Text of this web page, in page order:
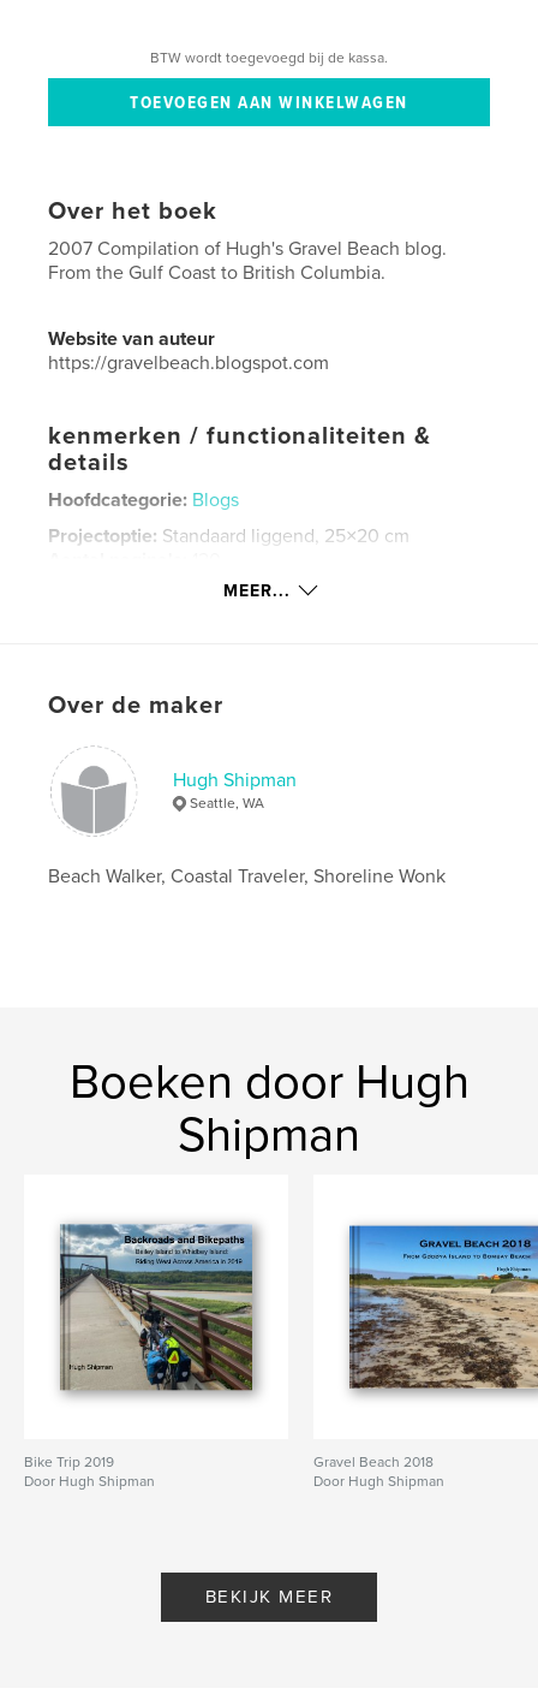
BTW wordt toegevoegd bij de kassa.
Over het boek
2007 Compilation of Hugh's Gravel Beach blog.
From the Gulf Coast to British Columbia.
Website van auteur
https://gravelbeach.blogspot.com
kenmerken / functionaliteiten &
details
Hoofdcategorie: Blogs
Projectoptie: Standaard liggend, 25×20 cm
dec 26, 2008
puget sound , geology
shorelines
MEER...
Over de maker
Hugh Shipman
Seattle, WA
Beach Walker, Coastal Traveler, Shoreline Wonk
Boeken door Hugh
Shipman
Bike Trip 2019
Door Hugh Shipman
Gravel Beach 2018
Door Hugh Shipman
BEKIJK MEER